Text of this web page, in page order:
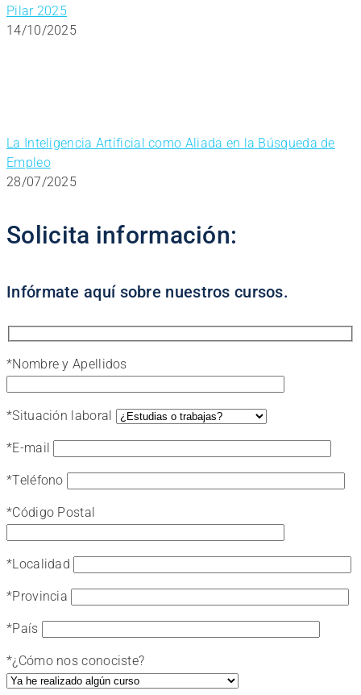
Pilar 2025
14/10/2025
La Inteligencia Artificial como Aliada en la Búsqueda de
Empleo
28/07/2025
Solicita información:
Infórmate aquí sobre nuestros cursos.
*Nombre y Apellidos
*Situación laboral
*E-mail
*Teléfono
*Código Postal
*Localidad
*Provincia
*País
*¿Cómo nos conociste?